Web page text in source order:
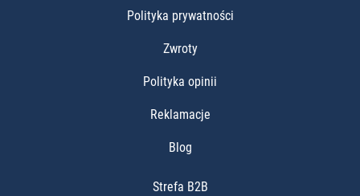
Polityka prywatności
Zwroty
Polityka opinii
Reklamacje
Blog
Strefa B2B